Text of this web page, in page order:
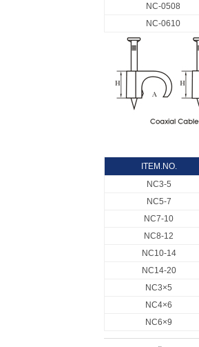
NC-0508
NC-0610
ITEM.NO.
NC3-5
NC5-7
NC7-10
NC8-12
NC10-14
NC14-20
NC3×5
NC4×6
NC6×9